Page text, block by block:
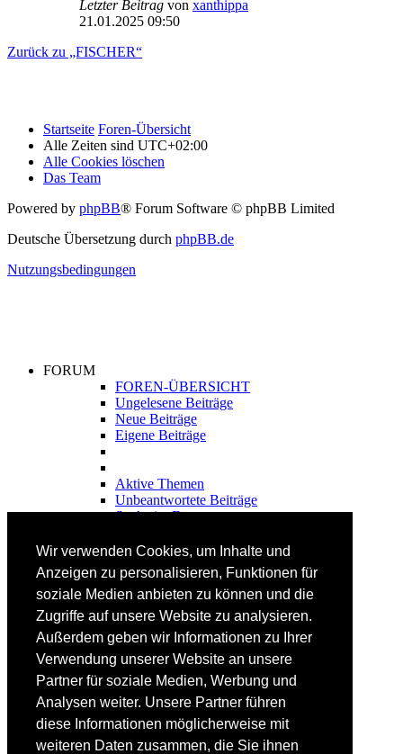
Wir verwenden Cookies, um Inhalte und
Anzeigen zu personalisieren, Funktionen für
soziale Medien anbieten zu können und die
Zugriffe auf unsere Website zu analysieren.
Außerdem geben wir Informationen zu Ihrer
Verwendung unserer Website an unsere
Partner für soziale Medien, Werbung und
Analysen weiter. Unsere Partner führen
diese Informationen möglicherweise mit
weiteren Daten zusammen, die Sie ihnen
Letzter Beitrag von xanthippa
21.01.2025 09:50
Zurück zu „FISCHER“
Startseite Foren-Übersicht
Alle Zeiten sind UTC+02:00
Alle Cookies löschen
Das Team
Powered by phpBB® Forum Software © phpBB Limited
Deutsche Übersetzung durch phpBB.de
Nutzungsbedingungen
FORUM
FOREN-ÜBERSICHT
Ungelesene Beiträge
Neue Beiträge
Eigene Beiträge
Aktive Themen
Unbeantwortete Beiträge
Suche im Forum
FAHRTECHNIK
Fortgeschrittene
Lehrplan
Videoanalyse
SKI
SKITEST
Ski-FAQ
Tipps Ski-Kauf
Ski-Typen
Skishops